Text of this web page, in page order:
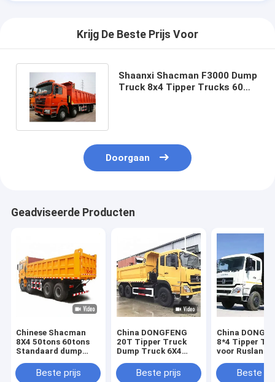
Krijg De Beste Prijs Voor
Shaanxi Shacman F3000 Dump
Truck 8x4 Tipper Trucks 60
Doorgaan
Geadviseerde Producten
Chinese Shacman
8X4 50tons 60tons
Standaard dump
Beste prijs
China DONGFENG
20T Tipper Truck
Dump Truck 6X4
Fabrieksprijs
Beste prijs
China
8*4 Tipper
voor Rusland
PriceBeste